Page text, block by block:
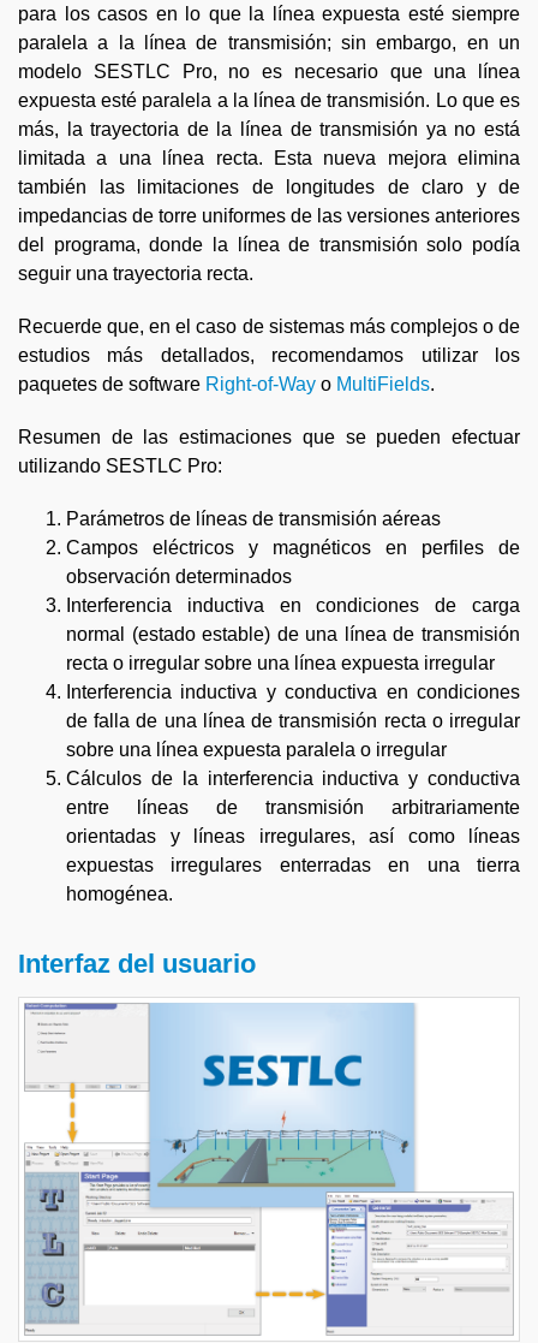
para los casos en lo que la línea expuesta esté siempre
paralela a la línea de transmisión; sin embargo, en un
modelo SESTLC Pro, no es necesario que una línea
expuesta esté paralela a la línea de transmisión. Lo que es
más, la trayectoria de la línea de transmisión ya no está
limitada a una línea recta. Esta nueva mejora elimina
también las limitaciones de longitudes de claro y de
impedancias de torre uniformes de las versiones anteriores
del programa, donde la línea de transmisión solo podía
seguir una trayectoria recta.
Recuerde que, en el caso de sistemas más complejos o de
estudios más detallados, recomendamos utilizar los
paquetes de software Right-of-Way o MultiFields.
Resumen de las estimaciones que se pueden efectuar
utilizando SESTLC Pro:
Parámetros de líneas de transmisión aéreas
Campos eléctricos y magnéticos en perfiles de
observación determinados
Interferencia inductiva en condiciones de carga
normal (estado estable) de una línea de transmisión
recta o irregular sobre una línea expuesta irregular
Interferencia inductiva y conductiva en condiciones
de falla de una línea de transmisión recta o irregular
sobre una línea expuesta paralela o irregular
Cálculos de la interferencia inductiva y conductiva
entre líneas de transmisión arbitrariamente
orientadas y líneas irregulares, así como líneas
expuestas irregulares enterradas en una tierra
homogénea.
Interfaz del usuario